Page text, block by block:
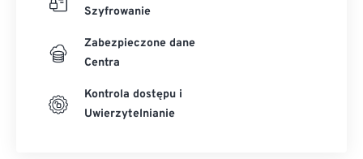
Szyfrowanie
Zabezpieczone dane
Centra
Kontrola dostępu i
Uwierzytelnianie